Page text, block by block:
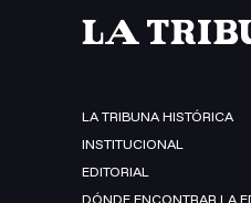
LA TRIBUNA HISTÓRICA
INSTITUCIONAL
EDITORIAL
DÓNDE ENCONTRAR LA